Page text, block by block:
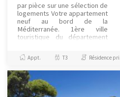
par pièce sur une sélection de
logements Votre appartement
neuf au bord de la
Méditerranée. 1ère ville
touristique du département
Argelès bénéficie d'un
patrimoine h...
Appt. T3 Résidence principale / PTZ, Investissement et Défiscalisation